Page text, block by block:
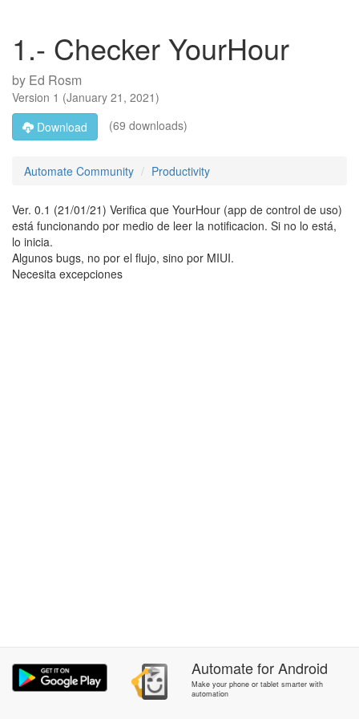
1.- Checker YourHour
by Ed Rosm
Version 1 (January 21, 2021)
Download
(69 downloads)
Automate Community Productivity
Ver. 0.1 (21/01/21) Verifica que YourHour (app de control de uso)
está funcionando por medio de leer la notificacion. Si no lo está,
lo inicia.
Algunos bugs, no por el flujo, sino por MIUI.
Necesita excepciones
AutomateforAndroid
Make your phone or tablet smarter with
automation